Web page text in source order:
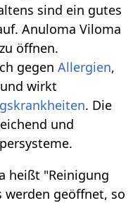
sind ein gutes
Anuloma Viloma
öffnen.
gegenAllergien,
und wirkt
. Die
und
heißt "Reinigung
werden geöffnet, so